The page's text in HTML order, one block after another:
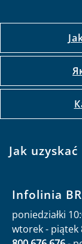
Jak
Infolinia
poniedziałki
wtorek - piątek